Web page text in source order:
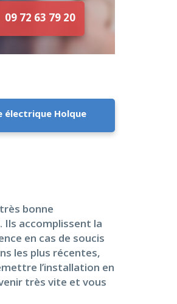
09 72 63 79 20
électrique Holque
bonne
Ils accomplissent la
en cas de soucis
les plus récentes,
l’installation en
très vite et vous